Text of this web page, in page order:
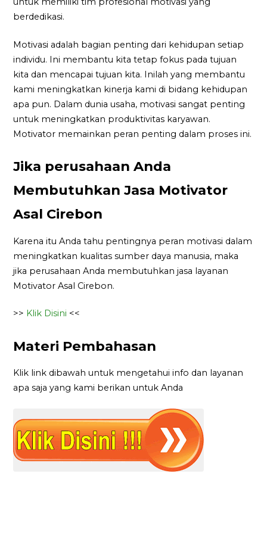
berdedikasi.
Motivasi adalah bagian penting dari kehidupan setiap
individu. Ini membantu kita tetap fokus pada tujuan
kita dan mencapai tujuan kita. Inilah yang membantu
kami meningkatkan kinerja kami di bidang kehidupan
apa pun. Dalam dunia usaha, motivasi sangat penting
untuk meningkatkan produktivitas karyawan.
Motivator memainkan peran penting dalam proses ini.
Jika perusahaan Anda
Membutuhkan Jasa Motivator
Asal Cirebon
Karena itu Anda tahu pentingnya peran motivasi dalam
meningkatkan kualitas sumber daya manusia, maka
jika perusahaan Anda membutuhkan jasa layanan
Motivator Asal Cirebon.
>> Klik Disini <<
Materi Pembahasan
Klik link dibawah untuk mengetahui info dan layanan
apa saja yang kami berikan untuk Anda